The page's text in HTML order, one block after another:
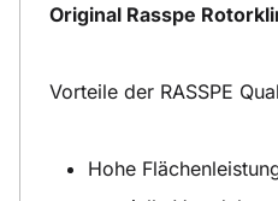
Original Rasspe
Vorteile der RASSPE
Hohe